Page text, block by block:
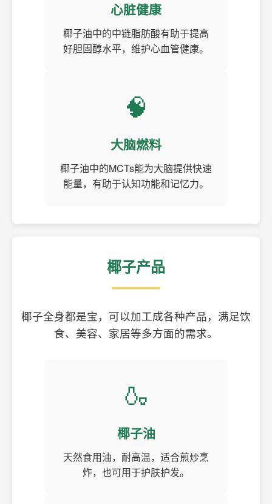
心脏健康
椰子油中的中链脂肪酸有助于提高
好胆固醇水平，维护心血管健康。
🧠
大脑燃料
椰子油中的MCTs能为大脑提供快速
能量，有助于认知功能和记忆力。
椰子产品
椰子全身都是宝，可以加工成各种产品，满足饮
食、美容、家居等多方面的需求。
🍶
椰子油
天然食用油，耐高温，适合煎炒烹
炸，也可用于护肤护发。